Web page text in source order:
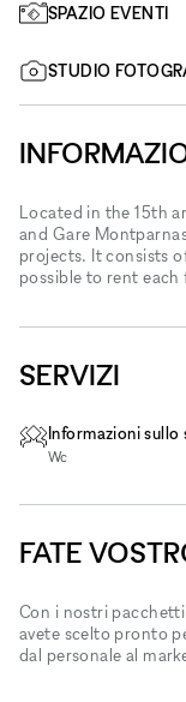
SPAZIO EVENTI
STUDIO
Located in the 15th
and Gare
projects. It consists
possible to rent
SERVIZI
Informazioni sullo
Wc
FATE
Con i nostri
avete scelto pronto
dal personale al